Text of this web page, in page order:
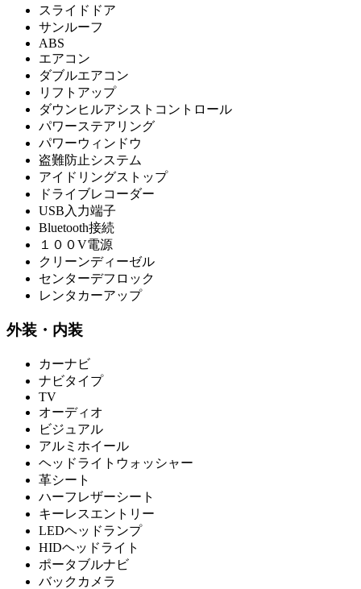
スライドドア
サンルーフ
ABS
エアコン
ダブルエアコン
リフトアップ
ダウンヒルアシストコントロール
パワーステアリング
パワーウィンドウ
盗難防止システム
アイドリングストップ
ドライブレコーダー
USB入力端子
Bluetooth接続
１００V電源
クリーンディーゼル
センターデフロック
レンタカーアップ
外装・内装
カーナビ
ナビタイプ
TV
オーディオ
ビジュアル
アルミホイール
ヘッドライトウォッシャー
革シート
ハーフレザーシート
キーレスエントリー
LEDヘッドランプ
HIDヘッドライト
ポータブルナビ
バックカメラ